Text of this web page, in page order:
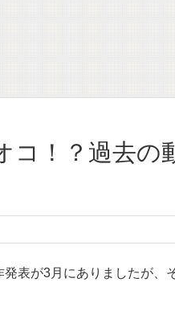
コ！？過去の
表が3月にありましたが、